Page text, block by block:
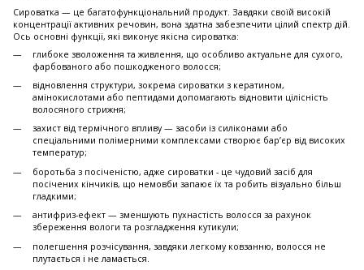
Сироватка — це багатофункціональний продукт. Завдяки своїй високій
концентрації активних речовин, вона здатна забезпечити цілий спектр дій.
Ось основні функції, які виконує якісна сироватка:
глибоке зволоження та живлення, що особливо актуальне для сухого,
фарбованого або пошкодженого волосся;
відновлення структури, зокрема сироватки з кератином,
амінокислотами або пептидами допомагають відновити цілісність
волосяного стрижня;
захист від термічного впливу — засоби із силіконами або
спеціальними полімерними комплексами створює бар’єр від високих
температур;
боротьба з посіченістю, адже сироватки - це чудовий засіб для
посічених кінчиків, що немовби запаює їх та робить візуально більш
гладкими;
антифриз-ефект — зменшують пухнастість волосся за рахунок
збереження вологи та розгладження кутикули;
полегшення розчісування, завдяки легкому ковзанню, волосся не
плутається і не ламається.